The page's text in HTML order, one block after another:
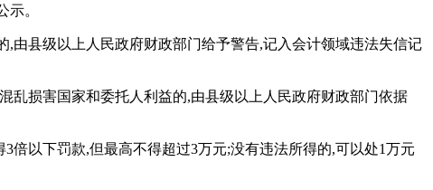
。
由县级以上人民政府财政部门给予警告,记入会计领域违法失信记
乱损害国家和委托人利益的,由县级以上人民政府财政部门依据
以下罚款,但最高不得超过3万元;没有违法所得的,可以处1万元